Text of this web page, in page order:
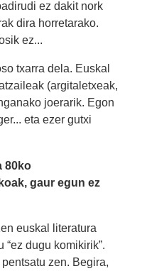
ez dakit nork
dira horretarako.
ez...
txarra dela. Euskal
(argitaletxeak,
joerarik. Egon
eta ezer gutxi
80ko
gaur egun ez
euskal literatura
dugu komikirik”.
zen. Begira,